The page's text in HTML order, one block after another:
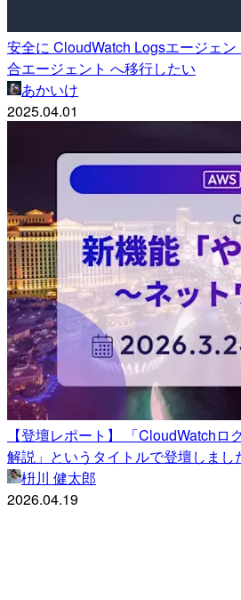
安全に CloudWatch Logsエージェ
合エージェント へ移行したい
あかいけ
2025.04.01
【登壇レポート】 「CloudWatch
解説」というタイトルで登壇しまし
枡川 健太郎
2026.04.19